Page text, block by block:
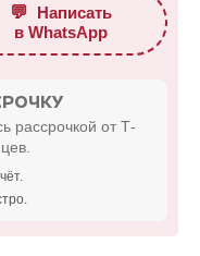
💬 Написать
в WhatsApp
рассрочкой от Т-